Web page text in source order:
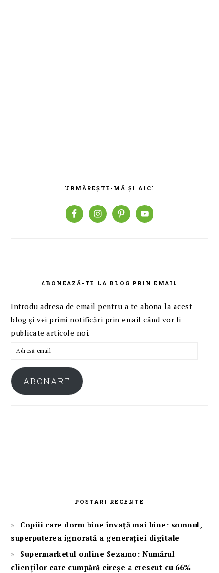
URMĂREȘTE-MĂ ȘI AICI
ABONEAZĂ-TE LA BLOG PRIN EMAIL
Introdu adresa de email pentru a te abona la acest
blog și vei primi notificări prin email când vor fi
publicate articole noi.
Adresă
ABONARE
POSTARI RECENTE
Copiii care dorm bine învață mai bine: somnul,
superputerea ignorată a generației digitale
Supermarketul online Sezamo: Numărul
clienților care cumpără cireșe a crescut cu 66%